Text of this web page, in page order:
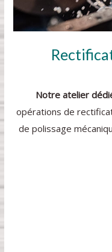
Notre atelier
opérations de
de polissage